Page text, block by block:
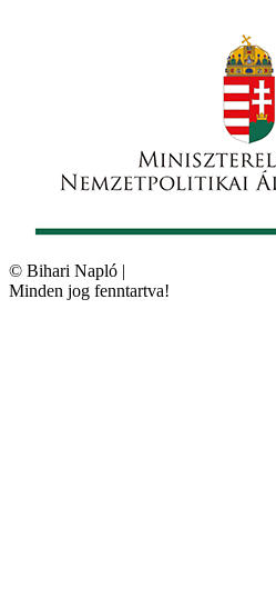
© Bihari Napló |
Minden jog fenntartva!